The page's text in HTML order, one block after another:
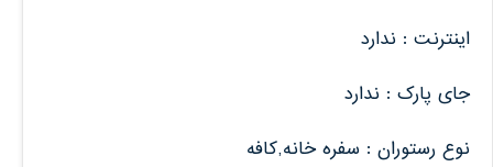
اینترنت : ندارد
جای پارک : ندارد
نوع رستوران : سفره خانه,کافه